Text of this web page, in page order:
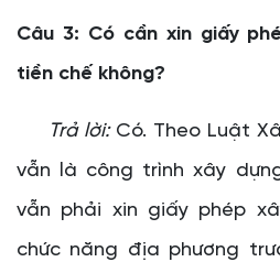
Câu 3: Có cần xin giấy
tiền chế không?
Trả lời:Có. Theo Luật
vẫn là công trình xây
vẫn phải xin giấy phép
chức năng địa phương